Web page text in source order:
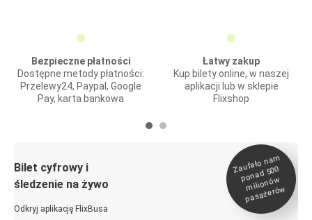
Bezpieczne płatności
Dostępne metody płatności:
Przelewy24, Paypal, Google
Pay, karta bankowa
Łatwy zakup
Kup bilety online, w naszej
aplikacji lub w sklepie
Flixshop
Bilet cyfrowy i
śledzenie na żywo
Odkryj aplikację FlixBusa
Zaufało na
m
ponad 500
milionó
w
pasażeró
w